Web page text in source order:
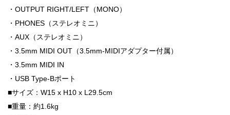
・OUTPUT RIGHT/LEFT（MONO）
・PHONES（ステレオミニ）
・AUX（ステレオミニ）
・3.5mm MIDI OUT（3.5mm-MIDIアダプター付属）
・3.5mm MIDI IN
・USB Type-Bポート
■サイズ：W15 x H10 x L29.5cm
■重量：約1.6kg